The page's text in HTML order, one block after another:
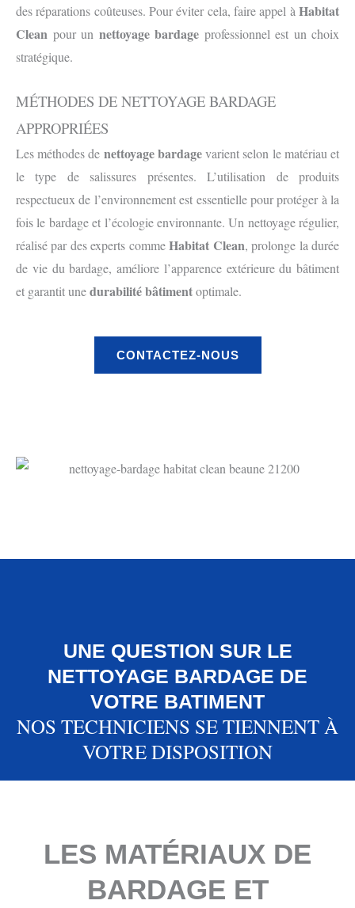
des réparations coûteuses. Pour éviter cela, faire appel à Habitat
Clean pour un nettoyage bardage professionnel est un choix
stratégique.
MÉTHODES DE NETTOYAGE BARDAGE
APPROPRIÉES
Les méthodes de nettoyage bardagevarient selon le matériau et
le type de salissures présentes. L’utilisation de produits
respectueux de l’environnement est essentielle pour protéger à la
fois le bardage et l’écologie environnante. Un nettoyage régulier,
réalisé par des experts commeHabitat Clean, prolonge la durée
de vie du bardage, améliore l’apparence extérieure du bâtiment
et garantit unedurabilité bâtimentoptimale.
CONTACTEZ-NOUS
UNE QUESTION SUR LE
NETTOYAGE BARDAGE DE
VOTRE BATIMENT
NOS TECHNICIENS SE TIENNENT À
VOTRE DISPOSITION
LES MATÉRIAUX DE
BARDAGE ET